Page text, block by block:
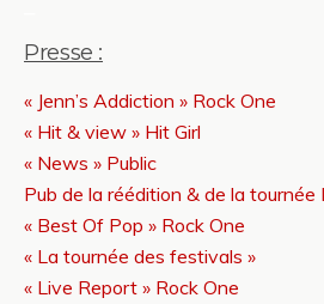
Presse :
« Jenn’s Addiction » Rock One
« Hit & view » Hit Girl
« News » Public
Pub de la réédition & de la tournée
« Best Of Pop » Rock One
« La tournée des festivals »
« Live Report » Rock One